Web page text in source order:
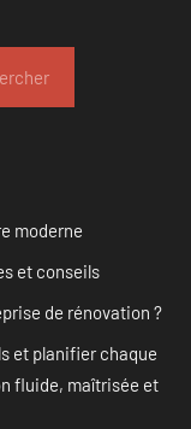
moderne
et conseils
de rénovation ?
et planifier chaque
fluide, maîtrisée et